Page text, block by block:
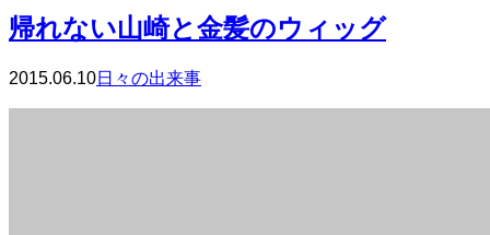
帰れない山崎と金髪のウィッグ
2015.06.10日々の出来事